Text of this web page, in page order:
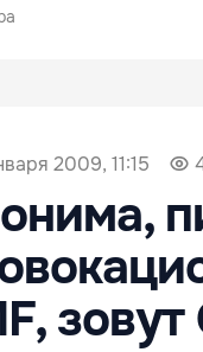
2009, 11:15